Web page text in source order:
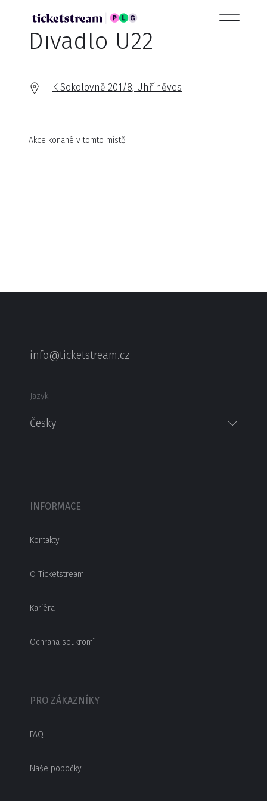
Divadlo U22
K Sokolovně 201/8, Uhříněves
Akce konané v tomto místě
info@ticketstream.cz
Jazyk
Česky
INFORMACE
Kontakty
O Ticketstream
Kariéra
Ochrana soukromí
PRO ZÁKAZNÍKY
FAQ
Naše pobočky